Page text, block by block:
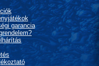
garancia